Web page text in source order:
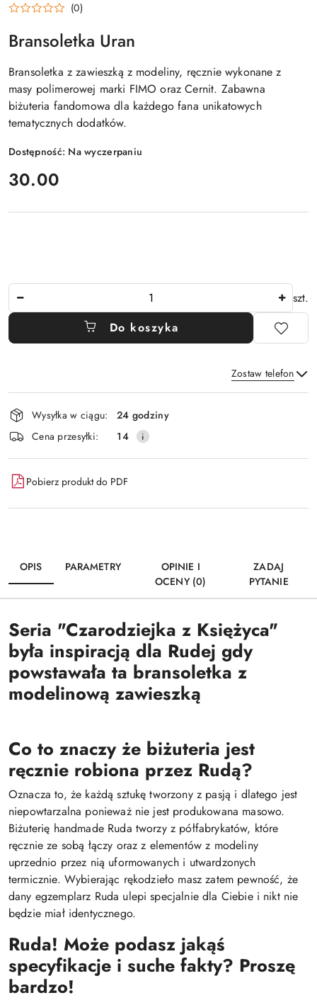
(0)
Bransoletka Uran
Bransoletka z zawieszką z modeliny, ręcznie wykonane z
masy polimerowej marki FIMO oraz Cernit. Zabawna
biżuteria fandomowa dla każdego fana unikatowych
tematycznych dodatków.
Dostępność: Na wyczerpaniu
cena:
30.00
szt.
Do koszyka
Zostaw telefon
Wyślij
Dostępność
i
dostawa
Wysyłka w ciągu:
24 godziny
Cena przesyłki:
14
Pobierz produkt do PDF
OPIS PARAMETRY
OPINIE I
OCENY (0)
ZADAJ
PYTANIE
Seria "Czarodziejka z Księżyca"
była inspiracją dla Rudej gdy
powstawała ta bransoletka z
modelinową zawieszką
Co to znaczy że biżuteria jest
ręcznie robiona przez Rudą?
Oznacza to, że każdą sztukę tworzony z pasją i dlatego jest
niepowtarzalna ponieważ nie jest produkowana masowo.
Biżuterię handmade Ruda tworzy z półfabrykatów, które
ręcznie ze sobą łączy oraz z elementów z modeliny
uprzednio przez nią uformowanych i utwardzonych
termicznie. Wybierając rękodzieło masz zatem pewność, że
dany egzemplarz Ruda ulepi specjalnie dla Ciebie i nikt nie
będzie miał identycznego.
Ruda! Może podasz jakąś
specyfikacje i suche fakty? Proszę
bardzo!